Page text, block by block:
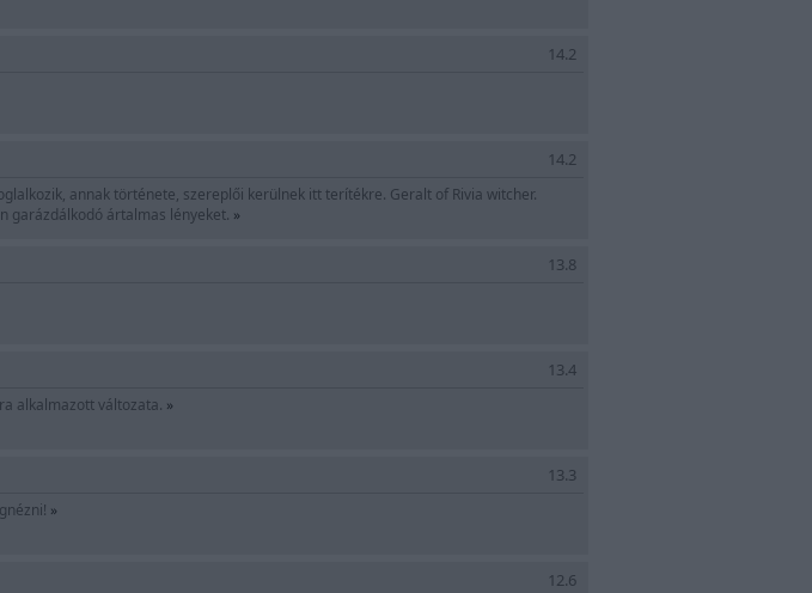
14.2
14.2
annak története, szereplői kerülnek itt terítékre. Geralt of Rivia witcher.
garázdálkodó ártalmas lényeket. »
13.8
13.4
alkalmazott változata. »
13.3
»
12.6